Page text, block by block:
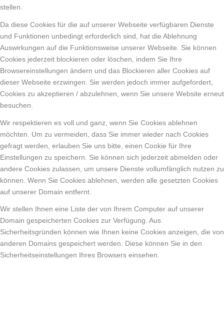
stellen.
Da diese Cookies für die auf unserer Webseite verfügbaren Dienste
und Funktionen unbedingt erforderlich sind, hat die Ablehnung
Auswirkungen auf die Funktionsweise unserer Webseite. Sie können
Cookies jederzeit blockieren oder löschen, indem Sie Ihre
Browsereinstellungen ändern und das Blockieren aller Cookies auf
dieser Webseite erzwingen. Sie werden jedoch immer aufgefordert,
Cookies zu akzeptieren / abzulehnen, wenn Sie unsere Website erneut
besuchen.
Wir respektieren es voll und ganz, wenn Sie Cookies ablehnen
möchten. Um zu vermeiden, dass Sie immer wieder nach Cookies
gefragt werden, erlauben Sie uns bitte, einen Cookie für Ihre
Einstellungen zu speichern. Sie können sich jederzeit abmelden oder
andere Cookies zulassen, um unsere Dienste vollumfänglich nutzen zu
können. Wenn Sie Cookies ablehnen, werden alle gesetzten Cookies
auf unserer Domain entfernt.
Wir stellen Ihnen eine Liste der von Ihrem Computer auf unserer
Domain gespeicherten Cookies zur Verfügung. Aus
Sicherheitsgründen können wie Ihnen keine Cookies anzeigen, die von
anderen Domains gespeichert werden. Diese können Sie in den
Sicherheitseinstellungen Ihres Browsers einsehen.